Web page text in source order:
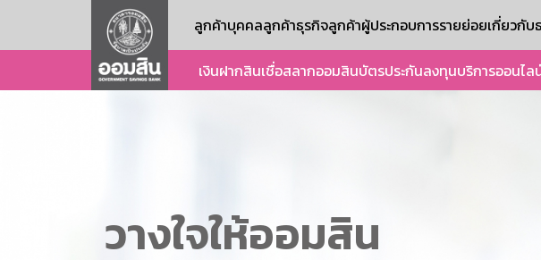
ลูกค้าบุคคลลูกค้าธุรกิจลูกค้าผู้ประกอบการรายย่อยเกี่ยวกับ
เงินฝากสินเชื่อสลากออมสินบัตรประกันลงทุนบริการออนไล
วางใจให้ออมสิน